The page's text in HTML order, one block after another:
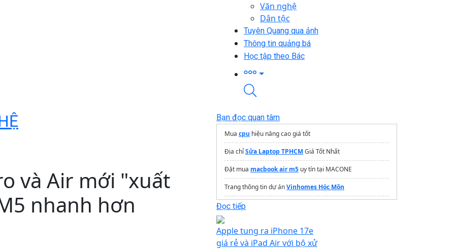
Văn nghệ
Dân tộc
Tuyên Quang qua ảnh
Thông tin quảng bá
Học tập theo Bác
và Air mới "xuất
nhanh hơn
Bạn đọc quan tâm
Mua cpu hiệu năng cao giá tốt
Địa chỉSửa Laptop TPHCMGiá Tốt Nhất
Đặt mua macbook air m5 uy tín tại MACONE
Trang thông tin dự ánVinhomes Hóc Môn
Dịch vụ
sim đẹp tạikhosimtừ 299k
Đọc tiếp
Apple tung ra iPhone 17e
giá rẻ và iPad Air với bộ xử